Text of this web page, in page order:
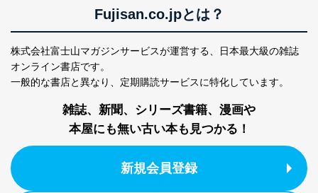
Fujisan.co.jpとは？
株式会社富士山マガジンサービスが運営する、
日本最大級の雑誌
オンライン書店です。
一般的な書店と異なり、 定期購読サービスに特化しています。
雑誌、新聞、シリーズ書籍、漫画や
本屋にも無い古い本も見つかる！
新規会員登録